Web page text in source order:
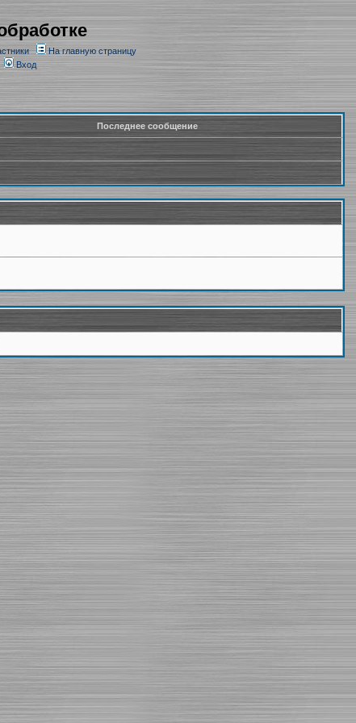
На главную страницу
Вход
Последнее сообщение